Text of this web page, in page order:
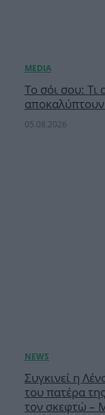
Το σόι σου: Τι
05.08.2026
Συγκινεί η
του πατέρα
τον σκεφτώ –